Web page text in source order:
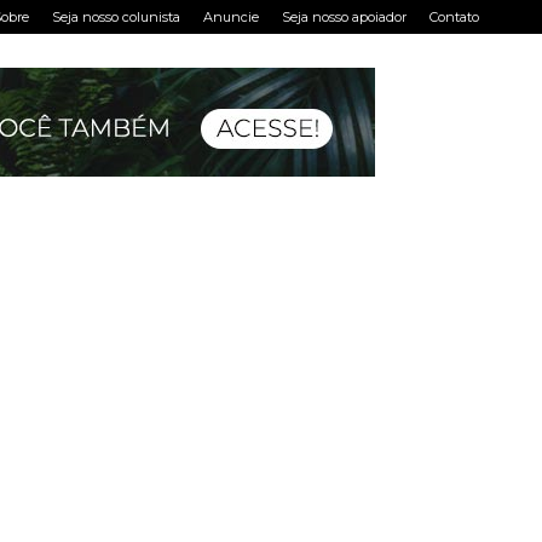
Seja nosso colunista Anuncie Seja nosso apoiador Contato